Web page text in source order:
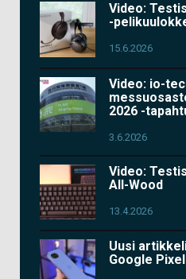
Video:
-
15.6.2026
Video: io-
2026 -
3.6.2026
Video:
All-Wood
13.4.2026
Uusi
Google